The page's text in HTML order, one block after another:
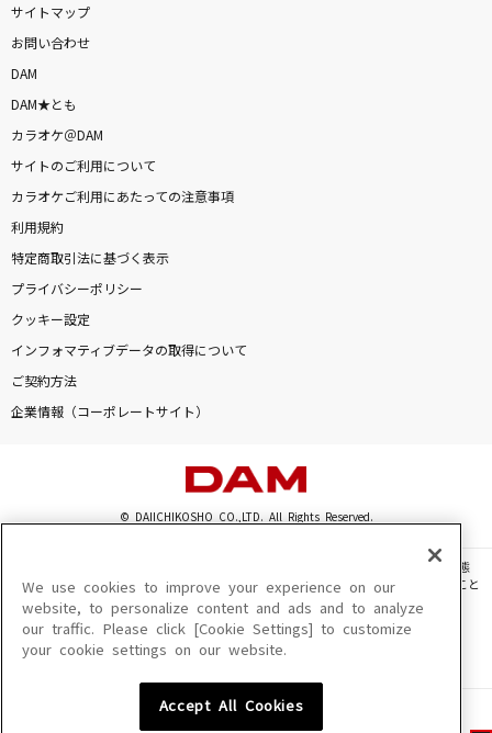
サイトマップ
お問い合わせ
DAM
DAM★とも
カラオケ＠DAM
サイトのご利用について
カラオケご利用にあたっての注意事項
利用規約
特定商取引法に基づく表示
プライバシーポリシー
クッキー設定
インフォマティブデータの取得について
ご契約方法
企業情報（コーポレートサイト）
© DAIICHIKOSHO CO.,LTD. All Rights Reserved.
このサイトに掲載されている一切の文章・画像・写真・動画・音声等を、手段や形態
を問わず、著作権法の定める範囲を超えて無断で複製、転載、ファイル化などすること
を禁じます。
楽曲及びコンテンツは、機種によりご利用いただけない場合があります。
楽曲及びコンテンツの配信日、配信内容が変更になる場合があります。
We use cookies to improve your experience on our
website, to personalize content and ads and to analyze
our traffic. Please click [Cookie Settings] to customize
your cookie settings on our website.
Accept All Cookies